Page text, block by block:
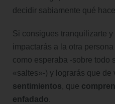
decidir sabiamente qué
Si consigues tranquilizarte
impactarás a la otra
como esperaba -sobre todo
«saltes»-) y lograrás que de
sentimientos, que
enfadado.